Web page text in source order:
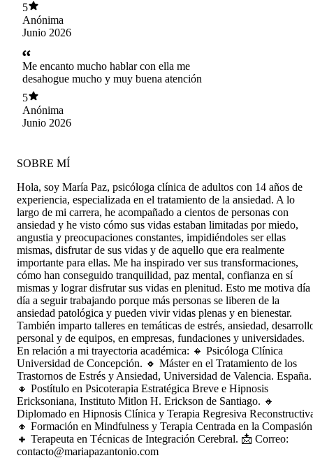
5
Anónima
Junio 2026
Me encanto mucho hablar con ella me
desahogue mucho y muy buena atención
5
Anónima
Junio 2026
SOBRE MÍ
Hola, soy María Paz, psicóloga clínica de adultos con 14 años de
experiencia, especializada en el tratamiento de la ansiedad. A lo
largo de mi carrera, he acompañado a cientos de personas con
ansiedad y he visto cómo sus vidas estaban limitadas por miedo,
angustia y preocupaciones constantes, impidiéndoles ser ellas
mismas, disfrutar de sus vidas y de aquello que era realmente
importante para ellas. Me ha inspirado ver sus transformaciones,
cómo han conseguido tranquilidad, paz mental, confianza en sí
mismas y lograr disfrutar sus vidas en plenitud. Esto me motiva día
día a seguir trabajando porque más personas se liberen de la
ansiedad patológica y pueden vivir vidas plenas y en bienestar.
También imparto talleres en temáticas de estrés, ansiedad,
personal y de equipos, en empresas, fundaciones y universidades.
En relación a mi trayectoria académica: 🔸 Psicóloga Clínica
Universidad de Concepción. 🔸 Máster en el Tratamiento de los
Trastornos de Estrés y Ansiedad, Universidad de Valencia. España.
🔸 Postítulo en Psicoterapia Estratégica Breve e Hipnosis
Ericksoniana, Instituto Mitlon H. Erickson de Santiago. 🔸
Diplomado en Hipnosis Clínica y Terapia Regresiva
🔸 Formación en Mindfulness y Terapia Centrada en la
🔸 Terapeuta en Técnicas de Integración Cerebral. 📩 Correo:
contacto@mariapazantonio.com